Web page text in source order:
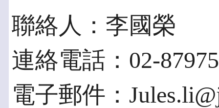
聯絡人：李國榮
連絡電話：02-
電子郵件：